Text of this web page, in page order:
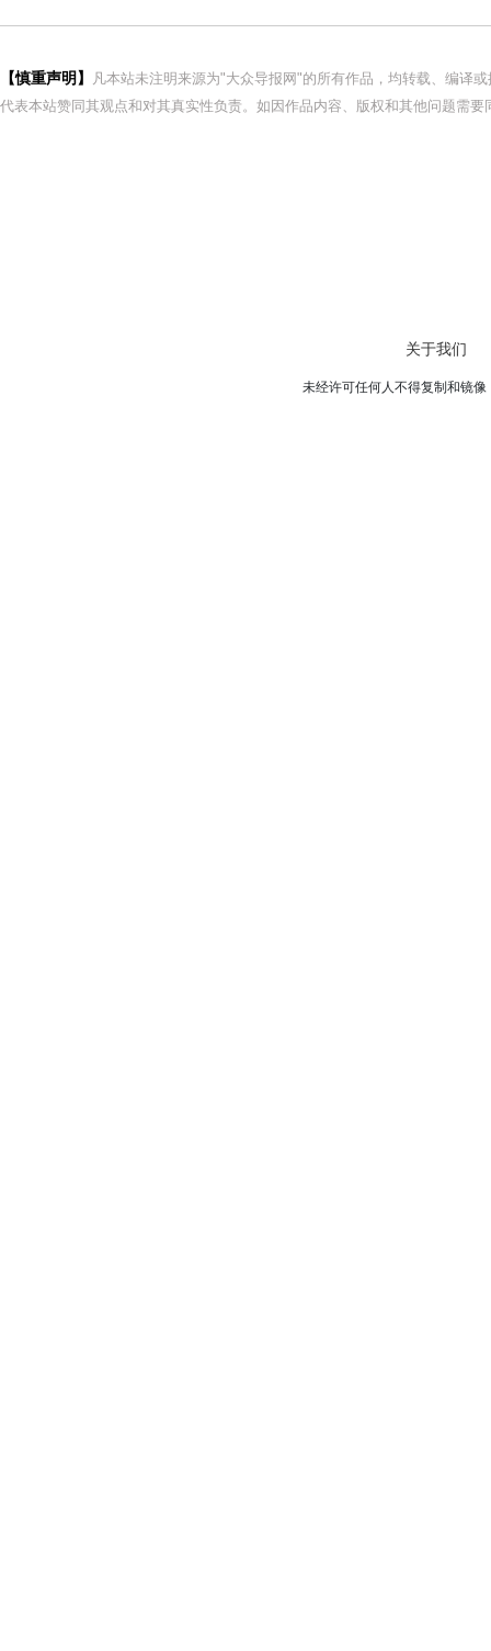
【慎重声明】
凡本站未注明来源为"大众导报网"的所有作品，均转载、编译
代表本站赞同其观点和对其真实性负责。如因作品内容、版权和其他问题需
关于我们
未经许可任何人不得复制和镜